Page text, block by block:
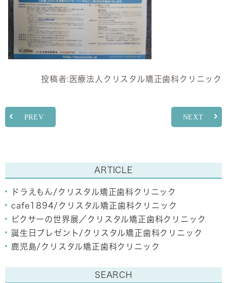
投稿者: 医療法人クリスタル矯正歯科クリニック
PREV NEXT
ARTICLE
ドラえもん/クリスタル矯正歯科クリニック
cafe1894/クリスタル矯正歯科クリニック
ピクサーの世界展／クリスタル矯正歯科クリニック
誕生日プレゼント/クリスタル矯正歯科クリニック
鹿児島/クリスタル矯正歯科クリニック
SEARCH